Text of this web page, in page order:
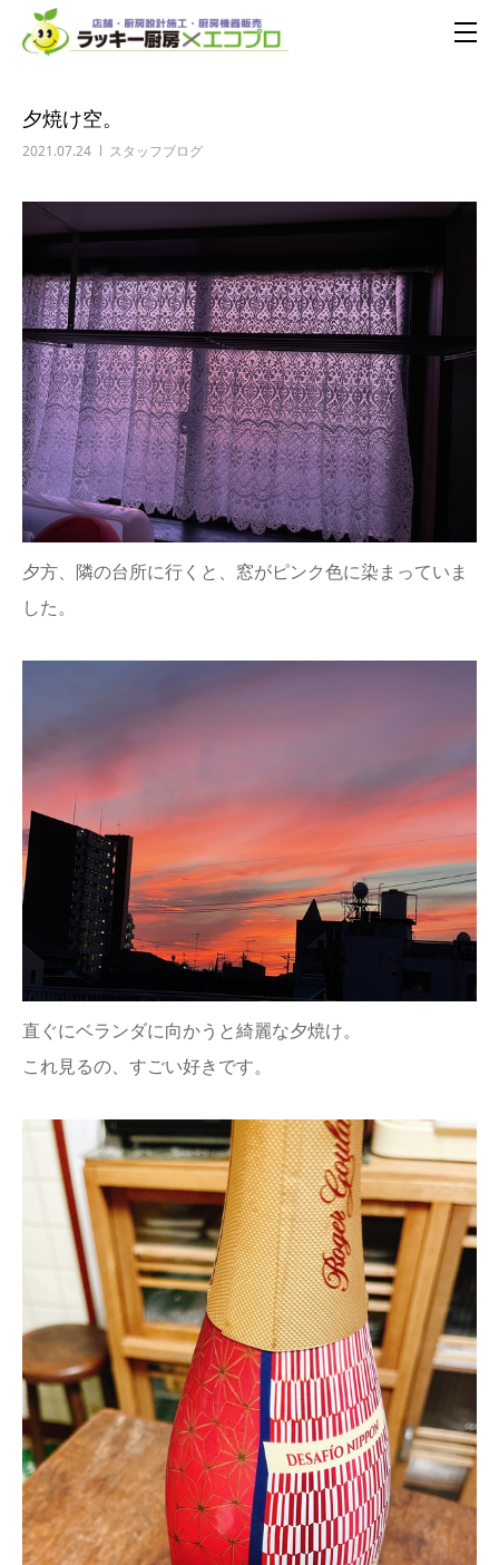
夕焼け空。
2021.07.24 スタッフブログ
夕方、隣の台所に行くと、窓がピンク色に染まっていま
した。
直ぐにベランダに向かうと綺麗な夕焼け。
これ見るの、すごい好きです。